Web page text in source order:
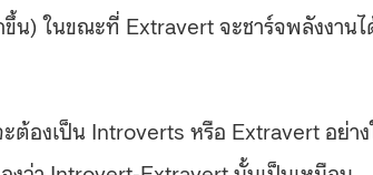
น) ในขณะที่ Extravert จะชาร์จพลังงาน
องเป็น Introverts หรือ Extravert อย่าง